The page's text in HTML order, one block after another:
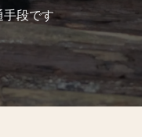
段です